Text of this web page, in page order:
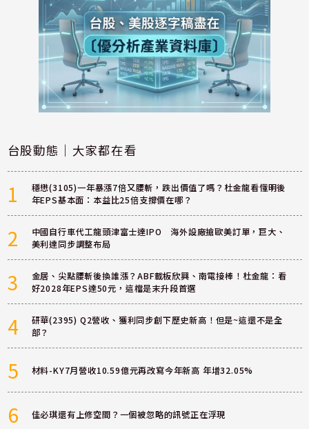
台股動態｜大家都在看
1
穩懋(3105)一年暴漲7倍又腰斬，跌出價值了嗎？杜金龍看懂明後
年EPS基本面：本益比25倍支撐價在哪？
2
中國自行車代工龍頭津富士達IPO 海外設廠搶歐美訂單，巨大、
美利達同步調整布局
3
金居、尖點腰斬後換誰漲？ABF載板欣興、南電接棒！杜金龍：看
好2028年EPS達50元，這檔是末升段首選
4
研華(2395) Q2營收、獲利同步創下歷史新高！但是~這還不是全
部？
5 材料-KY7月營收10.59億元再改寫今年新高 年增32.05%
6 佳必琪還有上修空間？一個被忽略的訊號正在浮現